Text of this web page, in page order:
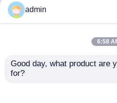
প্রক্রিয়া এবং পণ্যের গুণমানকে
গ্রাহক ফিডব্যাক প্রক্রিয়া: আমরা
ক্লায়েন্টদের সাথে যোগাযোগ করে
admin
6:58
Good day, what product are
for?